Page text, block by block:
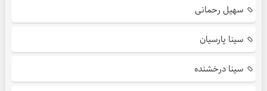
سهیل رحمانی
سینا پارسیان
سینا درخشنده